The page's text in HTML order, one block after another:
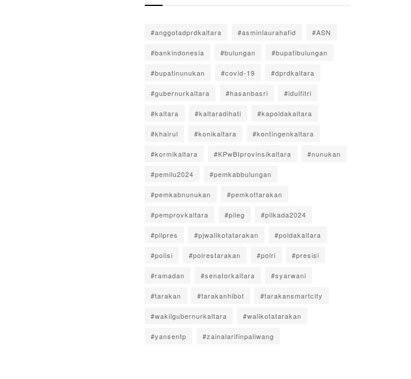
#anggotadprdkaltara #asminlaurahafid #ASN
#bankindonesia #bulungan #bupatibulungan
#bupatinunukan #covid-19 #dprdkaltara
#gubernurkaltara #hasanbasri #idulfitri
#kaltara #kaltaradihati #kapoldakaltara
#khairul #konikaltara #kontingenkaltara
#kormikaltara #KPwBIprovinsikaltara #nunukan
#pemilu2024 #pemkabbulungan
#pemkabnunukan #pemkottarakan
#pemprovkaltara #pileg #pilkada2024
#pilpres #pjwalikotatarakan #poldakaltara
#polisi #polrestarakan #polri #presisi
#ramadan #senatorkaltara #syarwani
#tarakan #tarakanhibot #tarakansmartcity
#wakilgubernurkaltara #walikotatarakan
#yansentp #zainalarifinpaliwang